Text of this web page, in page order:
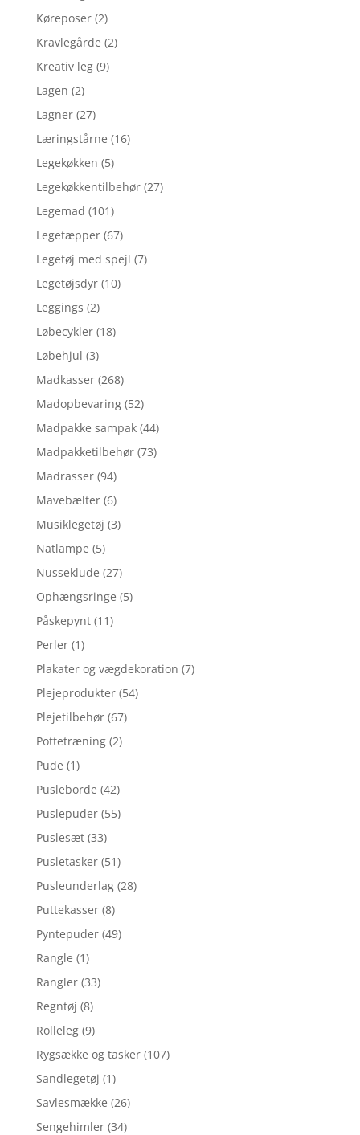
Køreposer (2)
Kravlegårde (2)
Kreativ leg (9)
Lagen (2)
Lagner (27)
Læringstårne (16)
Legekøkken (5)
Legekøkkentilbehør (27)
Legemad (101)
Legetæpper (67)
Legetøj med spejl (7)
Legetøjsdyr (10)
Leggings (2)
Løbecykler (18)
Løbehjul (3)
Madkasser (268)
Madopbevaring (52)
Madpakke sampak (44)
Madpakketilbehør (73)
Madrasser (94)
Mavebælter (6)
Musiklegetøj (3)
Natlampe (5)
Nusseklude (27)
Ophængsringe (5)
Påskepynt (11)
Perler (1)
Plakater og vægdekoration (7)
Plejeprodukter (54)
Plejetilbehør (67)
Pottetræning (2)
Pude (1)
Pusleborde (42)
Puslepuder (55)
Puslesæt (33)
Pusletasker (51)
Pusleunderlag (28)
Puttekasser (8)
Pyntepuder (49)
Rangle (1)
Rangler (33)
Regntøj (8)
Rolleleg (9)
Rygsække og tasker (107)
Sandlegetøj (1)
Savlesmække (26)
Sengehimler (34)